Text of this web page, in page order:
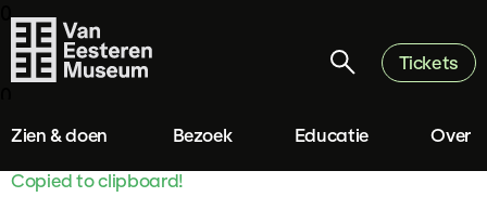
0
Tickets
Zien & doen Bezoek Educatie Over
Copied to clipboard!